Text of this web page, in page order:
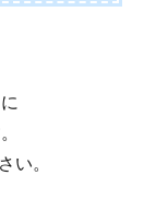
い。